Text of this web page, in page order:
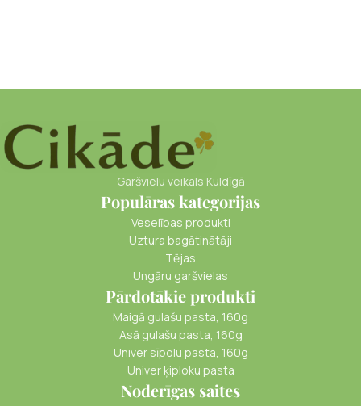
Garšvielu veikals Kuldīgā
Populāras kategorijas
Veselības produkti
Uztura bagātinātāji
Tējas
Ungāru garšvielas
Pārdotākie produkti
Maigā gulašu pasta, 160g
Asā gulašu pasta, 160g
Univer sīpolu pasta, 160g
Univer ķiploku pasta
Noderīgas saites